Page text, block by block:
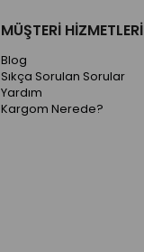
MÜŞTERİ HİZMETLERİ
Blog
Sıkça Sorulan Sorular
Yardım
Kargom Nerede?